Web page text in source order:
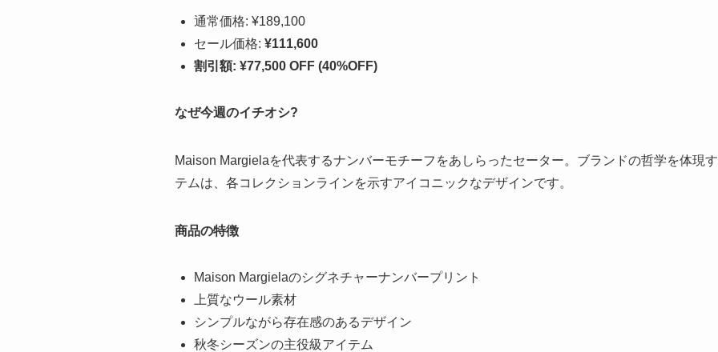
通常価格: ¥189,100
セール価格: ¥111,600
割引額: ¥77,500 OFF (40%OFF)
なぜ今週のイチオシ?
Maison Margielaを代表するナンバーモチーフをあしらったセーター。ブランドの哲学を体現
テムは、各コレクションラインを示すアイコニックなデザインです。
商品の特徴
Maison Margielaのシグネチャーナンバープリント
上質なウール素材
シンプルながら存在感のあるデザイン
秋冬シーズンの主役級アイテム